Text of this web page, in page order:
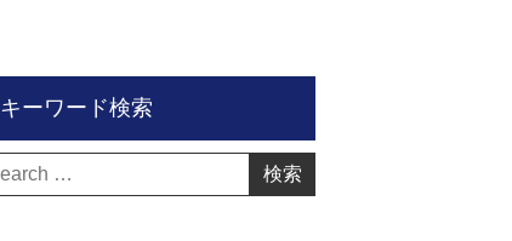
キーワード検索